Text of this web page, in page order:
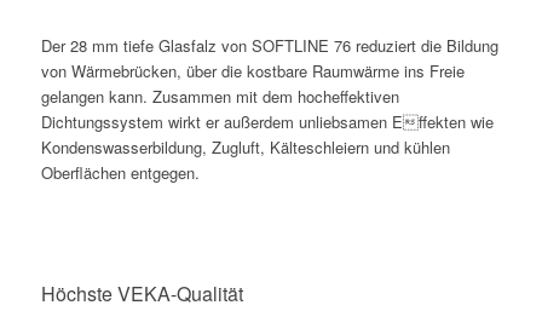
Der 28 mm tiefe Glasfalz von SOFTLINE 76 reduziert die Bildung
von Wärmebrücken, über die kostbare Raumwärme ins Freie
gelangen kann. Zusammen mit dem hocheffektiven
Dichtungssystem wirkt er außerdem unliebsamen Effekten wie
Kondenswasserbildung, Zugluft, Kälteschleiern und kühlen
Oberflächen entgegen.
Höchste VEKA-Qualität